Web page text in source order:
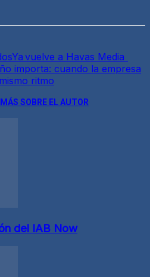
vuelve a Havas Media
importa: cuando la empresa
ritmo
MÁS SOBRE EL AUTOR
del IAB Now